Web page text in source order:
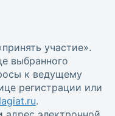
участие».
выбранного
к ведущему
регистрации или
.